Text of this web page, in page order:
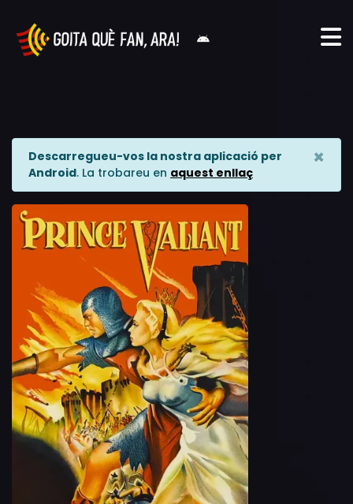
Descarregueu-vos la nostra aplicació per
Android. La trobareu en aquest enllaç
×